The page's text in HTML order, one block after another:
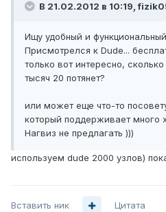
В 21.02.2012 в 10:19,
Ищу удобный и
Присмотрелся к Dude...
только вот интересно,
тысяч 20 потянет?
или может еще что-то
который поддерживает много
Нагвиз не предлагать )))
используем dude 2000 узлов)
Вставить ник Цитата